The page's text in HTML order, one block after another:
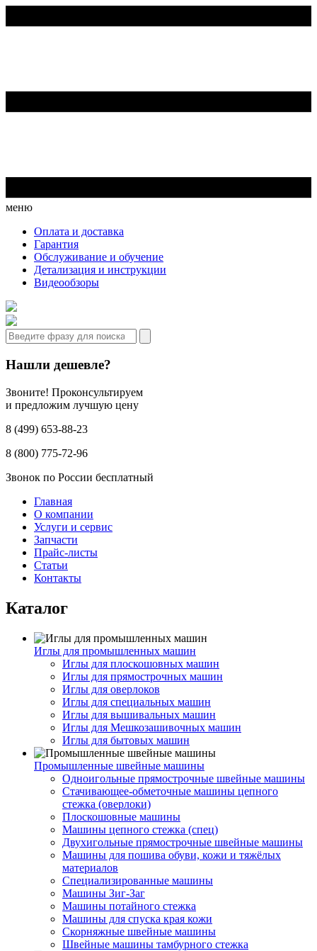
меню
Оплата и доставка
Гарантия
Обслуживание и обучение
Детализация и инструкции
Видеообзоры
Нашли дешевле?
Звоните! Проконсультируем
и предложим лучшую цену
8 (499) 653-88-23
8 (800) 775-72-96
Звонок по России бесплатный
Главная
О компании
Услуги и сервис
Запчасти
Прайс-листы
Статьи
Контакты
Каталог
Иглы для промышленных машин
Иглы для плоскошовных машин
Иглы для прямострочных машин
Иглы для оверлоков
Иглы для специальных машин
Иглы для вышивальных машин
Иглы для Мешкозашивочных машин
Иглы для бытовых машин
Промышленные швейные машины
Одноигольные прямострочные швейные машины
Стачивающее-обметочные машины цепного
стежка (оверлоки)
Плоскошовные машины
Машины цепного стежка (спец)
Двухигольные прямострочные швейные машины
Машины для пошива обуви, кожи и тяжёлых
материалов
Специализированные машины
Машины Зиг-Заг
Машины потайного стежка
Машины для спуска края кожи
Скорняжные швейные машины
Швейные машины тамбурного стежка